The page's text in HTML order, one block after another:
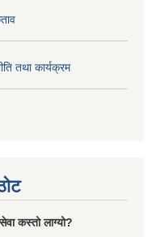
तथा कार्यक्रम
कस्तो लाग्यो?